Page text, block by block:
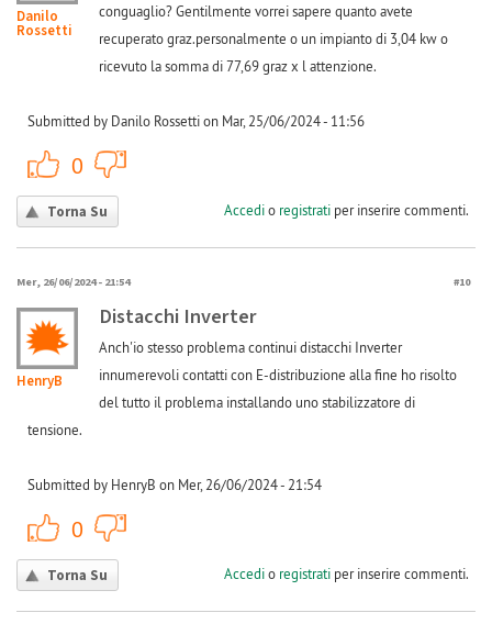
Danilo
Rossetti
conguaglio? Gentilmente vorrei sapere quanto avete
recuperato graz.personalmente o un impianto di 3,04 kw o
ricevuto la somma di 77,69 graz x l attenzione.
Submitted by Danilo Rossetti on Mar, 25/06/2024 - 11:56
0
Torna Su Accedio registratiper inserire commenti.
Mer, 26/06/2024 - 21:54 #10
HenryB
Distacchi Inverter
Anch'io stesso problema continui distacchi Inverter
innumerevoli contatti con E-distribuzione alla fine ho risolto
del tutto il problema installando uno stabilizzatore di
tensione.
Submitted by HenryB on Mer, 26/06/2024 - 21:54
0
Torna Su Accedio registratiper inserire commenti.